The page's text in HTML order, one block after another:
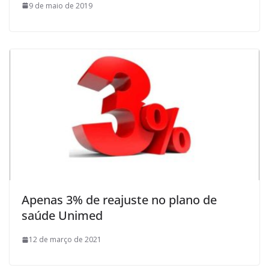
9 de maio de 2019
Apenas 3% de reajuste no plano de
saúde Unimed
12 de março de 2021